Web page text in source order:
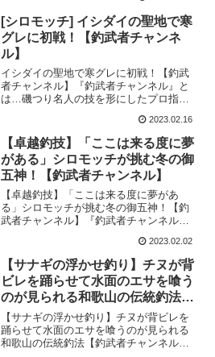
ド『釣武者』が展開する公式Youtubeチャ
ンネルです。今回の釣り動画は『安藤幸
志郎「石鯛釣りの核...
[シロモッチ] イシダイの聖地で寒
グレに初戦！【釣武者チャンネ
ル】
イシダイの聖地で寒グレに初戦！【釣武
者チャンネル】『釣武者チャンネル』と
は…磯つり名人の技を形にしたプロ指向
公式Youtubeチャンネルです。今回の釣り
動画は『 イシダイの聖地で寒グレに初
戦！』をご紹介！...
2023.02.16
【卓越釣技】「ここは来る度に夢
がある」シロモッチが挑む冬の御
五神！【釣武者チャンネル】
【卓越釣技】「ここは来る度に夢があ
る」シロモッチが挑む冬の御五神！【釣
武者チャンネル】『釣武者チャンネル』
向の磯釣りブランド『釣武者』が展開す
る公式Youtubeチャンネルです。今回の釣
り動画は『【卓越釣...
2023.02.02
【サナギの浮かせ釣り】チヌが背
ビレを踊らせて水面のエサを喰う
のが見られる和歌山の伝統釣法
【釣武者チャンネル】
【サナギの浮かせ釣り】チヌが背ビレを
踊らせて水面のエサを喰うのが見られる
和歌山の伝統釣法【釣武者チャンネル】